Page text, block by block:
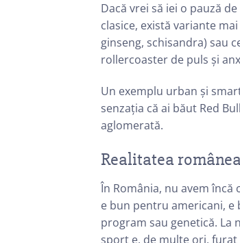
Dacă vrei să iei o pauză
clasice, există variante
ginseng, schisandra) sau
rollercoaster de puls și
Un exemplu urban și
senzația că ai băut Red
aglomerată.
Realitatea
În România, nu avem
e bun pentru americani, e
program sau genetică. La
sport e, de multe ori, furat